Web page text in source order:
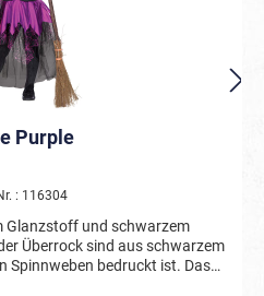
Purple
: 116304
Glanzstoff und schwarzem
Überrock sind aus schwarzem
Spinnweben bedruckt ist. Das